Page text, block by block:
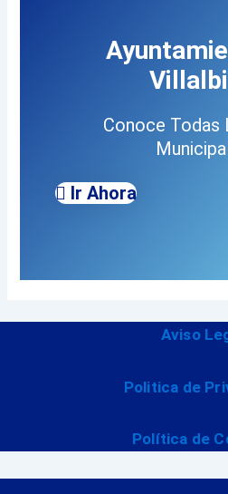
Conoce Todas
Ir Ahora
Aviso
Politica de
Política de